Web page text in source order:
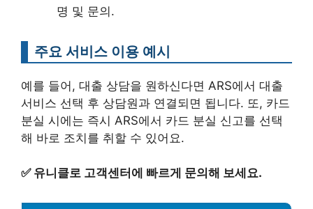
명 및 문의.
주요 서비스 이용 예시
예를 들어, 대출 상담을 원하신다면 ARS에서 대출
서비스 선택 후 상담원과 연결되면 됩니다. 또, 카드
분실 시에는 즉시 ARS에서 카드 분실 신고를 선택
해 바로 조치를 취할 수 있어요.
✅ 유니클로 고객센터에 빠르게 문의해 보세요.